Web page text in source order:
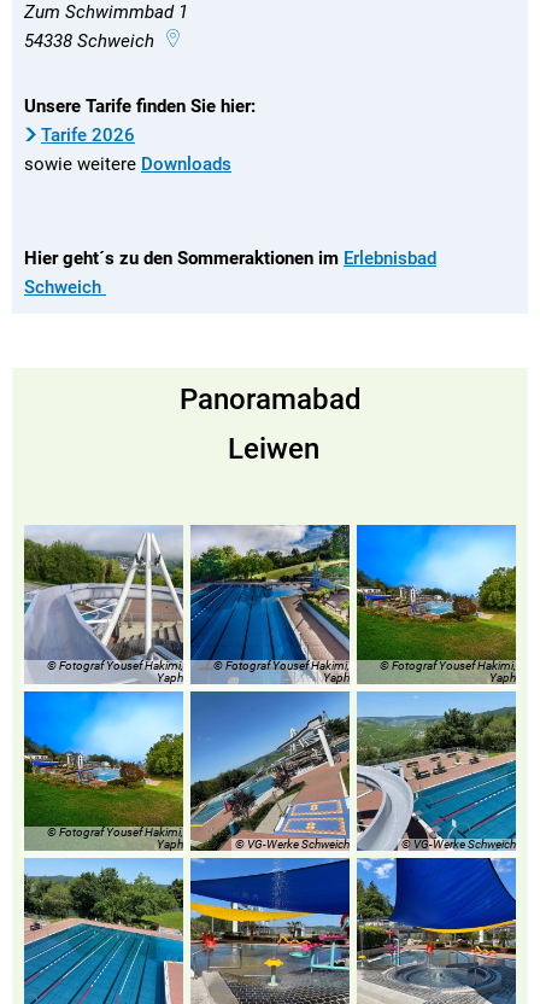
Zum Schwimmbad 1
54338 Schweich
Unsere Tarife finden Sie hier:
Tarife 2026
sowie weitere Downloads
Hier geht´s zu den Sommeraktionen im Erlebnisbad
Schweich
Panoramabad
Leiwen
© Fotograf Yousef Hakimi,
Yaph
© Fotograf Yousef Hakimi,
Yaph
© Fotograf Yousef Hakimi,
Yaph
© Fotograf Yousef Hakimi,
Yaph
© VG-Werke Schweich © VG-Werke Schweich